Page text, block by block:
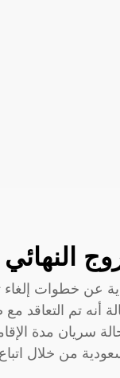
النهائي
عن خطوات
في حالة أنه تم
سريان مدة
من خلال